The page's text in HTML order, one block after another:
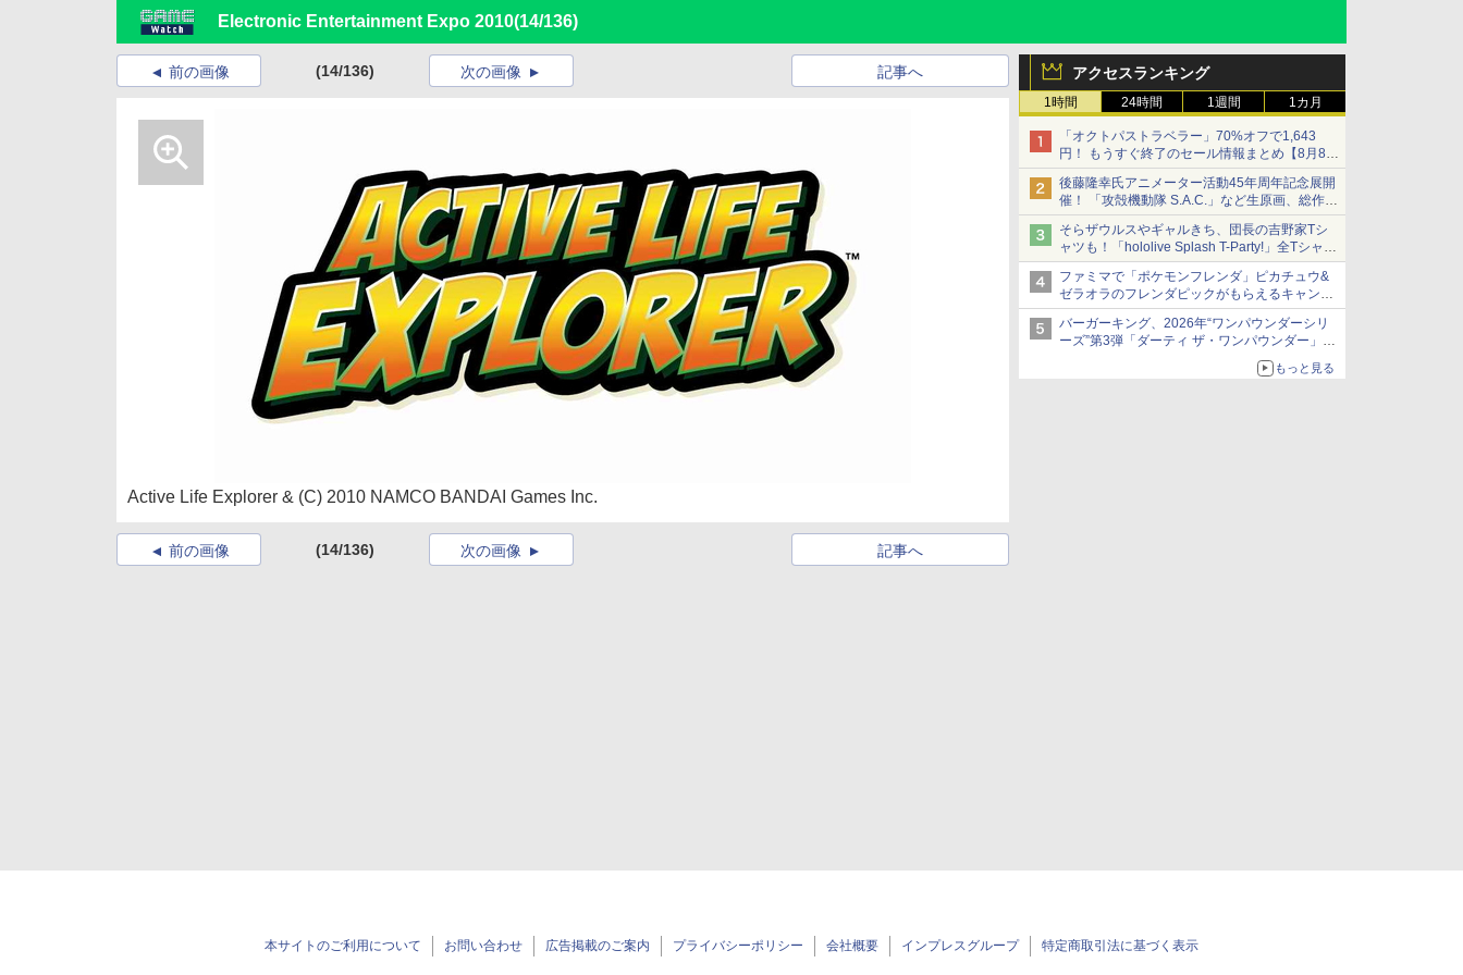
Electronic Entertainment Expo 2010(14/136)
アクセスランキング
1時間 24時間 1週間 1カ月
「オクトパストラベラー」70%オフで1,643
円！ もうすぐ終了のセール情報まとめ【8月8日
更新】
ニンテンドーeショップでは「大神 絶景版」が
67%オフで990円
後藤隆幸氏アニメーター活動45年周年記念展開
催！ 「攻殻機動隊 S.A.C.」など生原画、総作画
監督修正が展示
そらザウルスやギャルきち、団長の吉野家Tシ
ャツも！「hololive Splash T-Party!」全Tシャツ
ラインナップ公開＆オンライン販売開始
ファミマで「ポケモンフレンダ」ピカチュウ&
ゼラオラのフレンダピックがもらえるキャンペ
ーン開催！
バーガーキング、2026年“ワンパウンダーシリ
ーズ”第3弾「ダーティ ザ・ワンパウンダー」を
「特製ガーリックマヨソース」を使用した超大
もっと見る
前の画像 (14/136) 記事へ
次の画像
Active Life Explorer & (C) 2010 NAMCO BANDAI Games Inc.
前の画像 (14/136) 記事へ
次の画像
本サイトのご利用について お問い合わせ 広告掲載のご案内 プライバシーポリシー 会社概要 インプレスグループ 特定商取引法に基づく表示